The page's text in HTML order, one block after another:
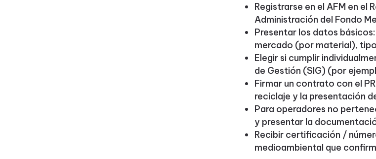
Registrarse en el AFM en el
Administración del Fondo
Presentar los datos
mercado (por material),
Elegir si cumplir
de Gestión (SIG) (por
Firmar un contrato con el
reciclaje y la presentación
Para operadores no
y presentar la
Recibir certificación /
medioambiental que